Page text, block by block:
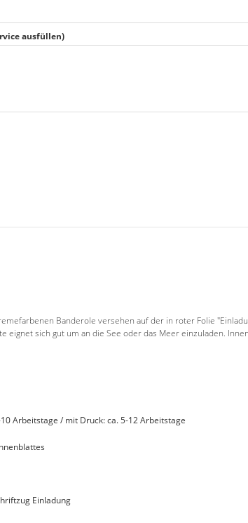
ausfüllen)
Banderole versehen auf der in roter Folie
sich gut um an die See oder das Meer einzuladen.
Arbeitstage / mit Druck: ca. 5-12 Arbeitstage
Einladung